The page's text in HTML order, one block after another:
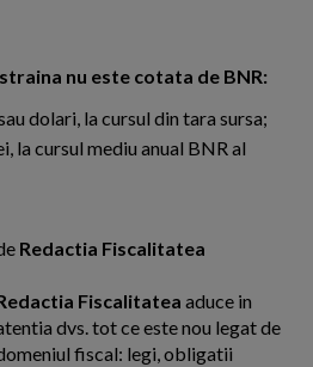
nu este cotata de BNR:
dolari, la cursul din tara sursa;
la cursul mediu anual BNR al
Redactia Fiscalitatea
Fiscalitatea aduce in
dvs. tot ce este nou legat de
fiscal: legi, obligatii